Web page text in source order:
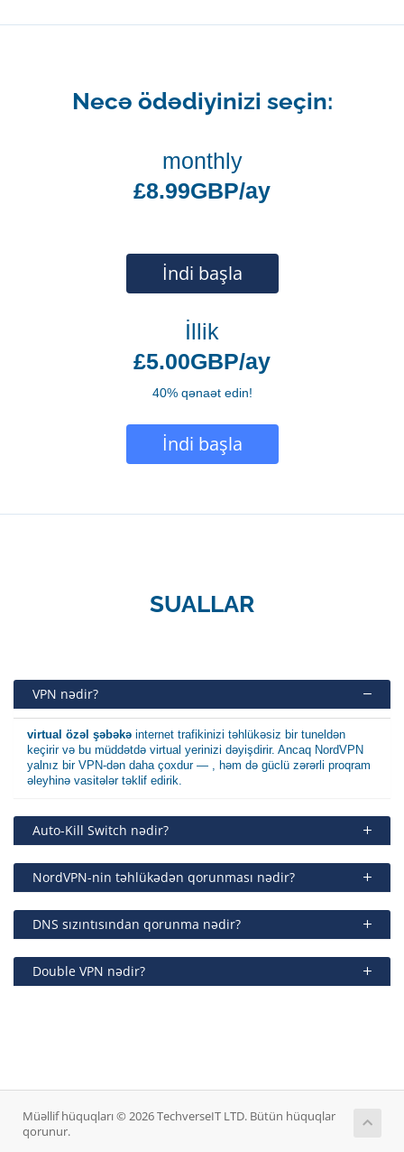
Necə ödədiyinizi seçin:
monthly
£8.99GBP/ay
İndi başla
İllik
£5.00GBP/ay
40% qənaət edin!
İndi başla
SUALLAR
VPN nədir?
virtual özəl şəbəkə internet trafikinizi təhlükəsiz bir tuneldən
keçirir və bu müddətdə virtual yerinizi dəyişdirir. Ancaq NordVPN
yalnız bir VPN-dən daha çoxdur — , həm də güclü zərərli proqram
əleyhinə vasitələr təklif edirik.
Auto-Kill Switch nədir?
NordVPN-nin təhlükədən qorunması nədir?
DNS sızıntısından qorunma nədir?
Double VPN nədir?
Müəllif hüquqları © 2026 TechverseIT LTD. Bütün hüquqlar
qorunur.